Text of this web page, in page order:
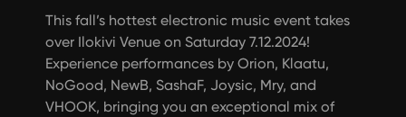
This fall’s hottest electronic music event takes
over Ilokivi Venue on Saturday 7.12.2024!
Experience performances by Orion, Klaatu,
NoGood, NewB, SashaF, Joysic, Mry, and
VHOOK, bringing you an exceptional mix of